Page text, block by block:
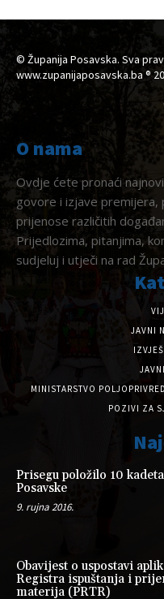
© Županija Posavska. Sva
www.zupanijaposavska.ba ®
O nama
Ovdje ćete pronaći
govore i izjave
prijenose različitih
Prijedlozima, pitanjima,
sudjeluj i utječi na rad
JAVNI
MINISTARSTVO
POZIVI ZA
Prisegu položilo 10
Posavske
9. rujna 2016.
Obavijest o uspostavi
Registra ispuštanja i
materija (PRTR)